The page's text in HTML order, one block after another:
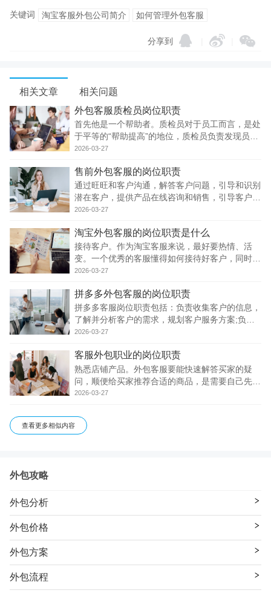
关键词 淘宝客服外包公司简介 如何管理外包客服
分享到
相关文章
相关问题
外包客服质检员岗位职责
首先他是一个帮助者。质检员对于员工而言，是处
于平等的“帮助提高”的地位，质检员负责发现员工
在服务上存在的问题，加以汇总，提交给当事人或
务，帮助员工不断向上。
2026-03-27
售前外包客服的岗位职责
通过旺旺和客户沟通，解答客户问题，引导和识别
潜在客户，提供产品在线咨询和销售，引导客户网
上下单，从而更好的促进销售，促成订单。
2026-03-27
淘宝外包客服的岗位职责是什么
接待客户。作为淘宝客服来说，最好要热情、活
变。一个优秀的客服懂得如何接待好客户，同时还
能引导消费者进行附带消费。对于那些讨价还价的
价格这个因素上，看情况决定是否接下这单生意，
就算
2026-03-27
拼多多外包客服的岗位职责
拼多多客服岗位职责包括：负责收集客户的信息，
了解并分析客户的需求，规划客户服务方案;负责
进行有效的客户管理和沟通;负责建立客服服务团
进行客户的回访，以检查客户关系维护的情况;负
责发展维
2026-03-27
客服外包职业的岗位职责
熟悉店铺产品。外包客服要能快速解答买家的疑
问，顺便给买家推荐合适的商品，是需要自己先很
熟悉产品的。如果自己不清楚，买家一问三不知，
的印象。
2026-03-27
查看更多相似内容
外包攻略
外包分析
外包价格
外包方案
外包流程